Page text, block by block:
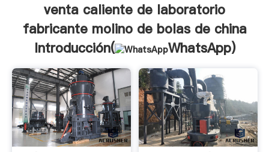
venta caliente de laboratorio
fabricante molino de bolas de china
Introducción(
WhatsApp)